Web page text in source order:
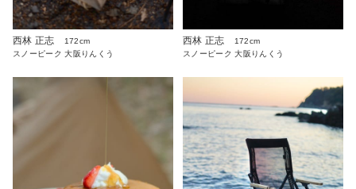
西林 正志
172cm
スノーピーク 大阪りんくう
西林 正志
172cm
スノーピーク 大阪りんくう